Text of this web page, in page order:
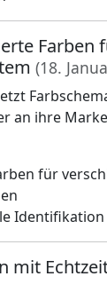
Farben
(18.
an ihre
für
Identifikation
mit